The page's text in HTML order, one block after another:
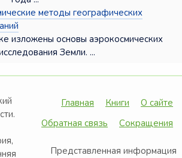
методы географических
изложены основы аэрокосмических
Земли. ...
Главная Книги
О сайте
Обратная связь
Сокращения
Представленная информация